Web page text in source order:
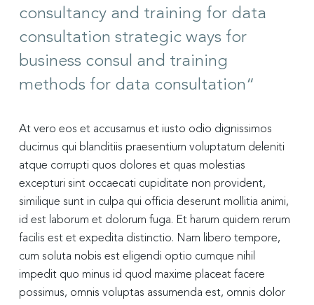
consultancy and training for data
consultation strategic ways for
business consul and training
methods for data consultation“
At vero eos et accusamus et iusto odio dignissimos
ducimus qui blanditiis praesentium voluptatum deleniti
atque corrupti quos dolores et quas molestias
excepturi sint occaecati cupiditate non provident,
similique sunt in culpa qui officia deserunt mollitia animi,
id est laborum et dolorum fuga. Et harum quidem rerum
facilis est et expedita distinctio. Nam libero tempore,
cum soluta nobis est eligendi optio cumque nihil
impedit quo minus id quod maxime placeat facere
possimus, omnis voluptas assumenda est, omnis dolor